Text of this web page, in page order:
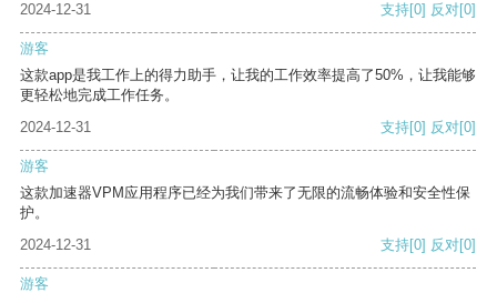
2024-12-31 支持[0] 反对[0]
游客
这款app是我工作上的得力助手，让我的工作效率提高了50%，让我能够
更轻松地完成工作任务。
2024-12-31
支持[0] 反对[0]
游客
这款加速器VPM应用程序已经为我们带来了无限的流畅体验和安全性保
护。
2024-12-31
支持[0] 反对[0]
游客